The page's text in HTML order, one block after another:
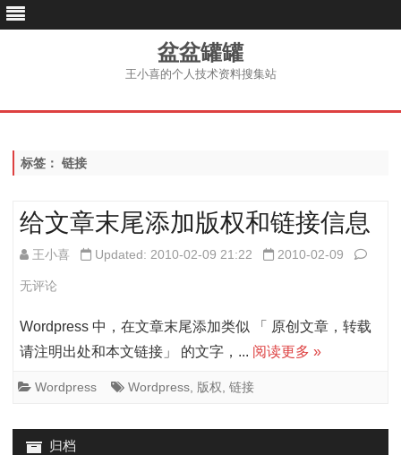
盆盆罐罐
王小喜的个人技术资料搜集站
跳
标签： 链接
给文章末尾添加版权和链接信息
王小喜 Updated: 2010-02-09 21:22 2010-02-09 给
无评论
Wordpress 中，在文章末尾添加类似 「 原创文章，转载
请注明出处和本文链接」 的文字，... 阅读更多 »
Wordpress Wordpress 版权 链接
归档